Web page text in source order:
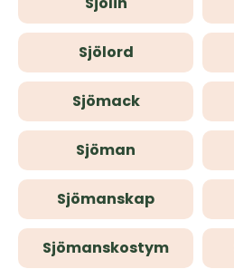
Sjölord
Sjömack
Sjöman
Sjömanskap
Sjömanskostym